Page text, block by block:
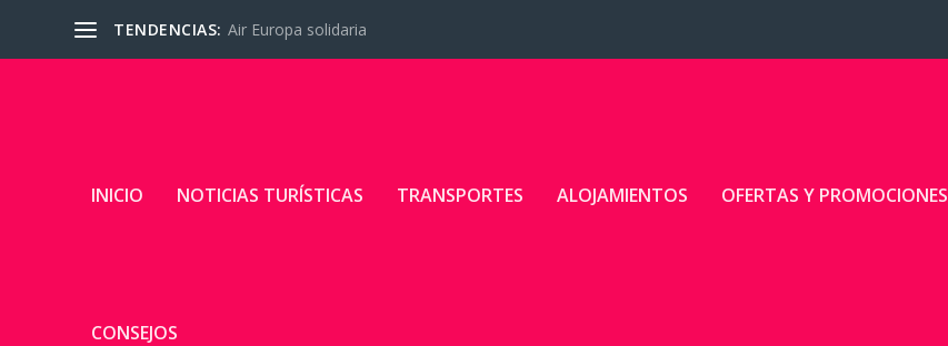
TENDENCIAS: Air Europa solidaria
INICIO NOTICIAS TURÍSTICAS TRANSPORTES ALOJAMIENTOS OFERTAS Y PROMOCIONES
CONSEJOS